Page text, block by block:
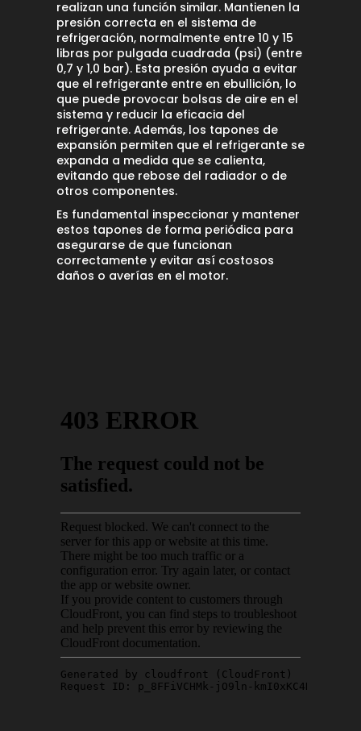
realizan una función similar. Mantienen la
presión correcta en el sistema de
refrigeración, normalmente entre 10 y 15
libras por pulgada cuadrada (psi) (entre
0,7 y 1,0 bar). Esta presión ayuda a evitar
que el refrigerante entre en ebullición, lo
que puede provocar bolsas de aire en el
sistema y reducir la eficacia del
refrigerante. Además, los tapones de
expansión permiten que el refrigerante se
expanda a medida que se calienta,
evitando que rebose del radiador o de
otros componentes.
Es fundamental inspeccionar y mantener
estos tapones de forma periódica para
asegurarse de que funcionan
correctamente y evitar así costosos
daños o averías en el motor.